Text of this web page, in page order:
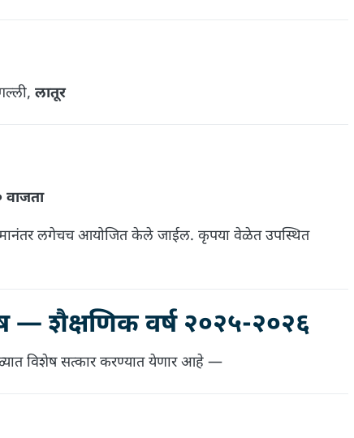
लातूर
लगेचच आयोजित केले जाईल. कृपया वेळेत उपस्थित
— शैक्षणिक वर्ष २०२५-२०२६
विशेष सत्कार करण्यात येणार आहे —